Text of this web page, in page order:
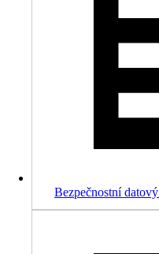
Bezpečnostní